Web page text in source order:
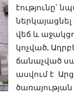
էությունը՝
վեճ և
կոչված,
ճանաչված
ասվում է